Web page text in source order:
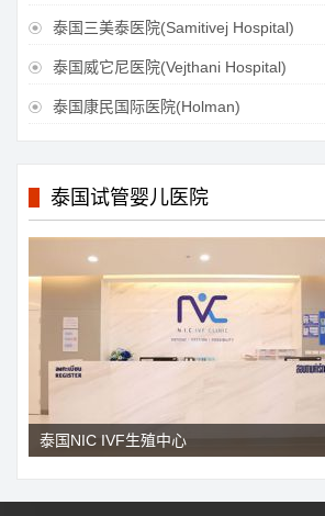
 泰国三美泰医院(Samitivej Hospital)
 泰国威它尼医院(Vejthani Hospital)
 泰国康民国际医院(Holman)
泰国试管婴儿医院
泰国NIC IVF生殖中心